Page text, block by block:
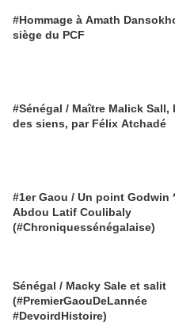
#Hommage à Amath
siège du PCF
#Sénégal / Maître Malick Sall,
des siens, par Félix Atchadé
#1er Gaou / Un point Godwin
Abdou Latif Coulibaly
(#Chroniquessénégalaise)
Sénégal / Macky Sale et salit
(#PremierGaouDeLannée
#DevoirdHistoire)